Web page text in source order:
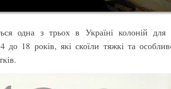
одна з трьох в Україні колоній для
до 18 років, які скоїли тяжкі та